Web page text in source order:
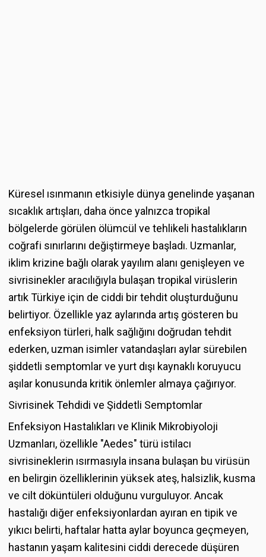
Küresel ısınmanın etkisiyle dünya genelinde yaşanan
sıcaklık artışları, daha önce yalnızca tropikal
bölgelerde görülen ölümcül ve tehlikeli hastalıkların
coğrafi sınırlarını değiştirmeye başladı. Uzmanlar,
iklim krizine bağlı olarak yayılım alanı genişleyen ve
sivrisinekler aracılığıyla bulaşan tropikal virüslerin
artık Türkiye için de ciddi bir tehdit oluşturduğunu
belirtiyor. Özellikle yaz aylarında artış gösteren bu
enfeksiyon türleri, halk sağlığını doğrudan tehdit
ederken, uzman isimler vatandaşları aylar sürebilen
şiddetli semptomlar ve yurt dışı kaynaklı koruyucu
aşılar konusunda kritik önlemler almaya çağırıyor.
Sivrisinek Tehdidi ve Şiddetli Semptomlar
Enfeksiyon Hastalıkları ve Klinik Mikrobiyoloji
Uzmanları, özellikle "Aedes" türü istilacı
sivrisineklerin ısırmasıyla insana bulaşan bu virüsün
en belirgin özelliklerinin yüksek ateş, halsizlik, kusma
ve cilt döküntüleri olduğunu vurguluyor. Ancak
hastalığı diğer enfeksiyonlardan ayıran en tipik ve
yıkıcı belirti, haftalar hatta aylar boyunca geçmeyen,
hastanın yaşam kalitesini ciddi derecede düşüren